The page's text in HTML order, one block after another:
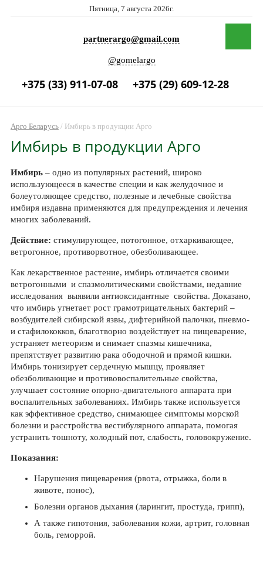
Пятница, 7 августа 2026г.
partnerargo@gmail.com
@gomelargo
+375 (33) 911-07-08 +375 (29) 609-12-28
Арго Беларусь/ Имбирь в продукции Арго
Имбирь в продукции Арго
Имбирь– одно из популярных растений, широко
использующееся в качестве специи и как желудочное и
болеутоляющее средство, полезные и лечебные свойства
имбиря издавна применяются для предупреждения и лечения
многих заболеваний.
Действие: стимулирующее, потогонное, отхаркивающее,
ветрогонное, противорвотное, обезболивающее.
Как лекарственное растение, имбирь отличается своими
ветрогонными и спазмолитическими свойствами, недавние
исследования выявили антиоксидантные свойства. Доказано,
что имбирь угнетает рост грамотрицательных бактерий –
возбудителей сибирской язвы, дифтерийной палочки, пневмо-
и стафилококков, благотворно воздействует на пищеварение,
устраняет метеоризм и снимает спазмы кишечника,
препятствует развитию рака ободочной и прямой кишки.
Имбирь тонизирует сердечную мышцу, проявляет
обезболивающие и противовоспалительные свойства,
улучшает состояние опорно-двигательного аппарата при
воспалительных заболеваниях. Имбирь также используется
как эффективное средство, снимающее симптомы морской
болезни и расстройства вестибулярного аппарата, помогая
устранить тошноту, холодный пот, слабость, головокружение.
Показания:
Нарушения пищеварения (рвота, отрыжка, боли в
животе, понос),
Болезни органов дыхания (ларингит, простуда, грипп),
А также гипотония, заболевания кожи, артрит, головная
боль, геморрой.